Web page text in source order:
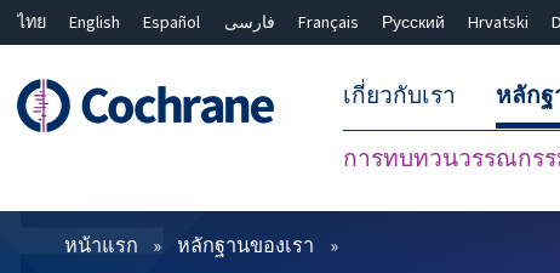
ไทย English Español فارسی Français Русский Hrvatski
เกี่ยวกับเรา หลักฐ
การทบทวนวรรณกร
ตัวกรอง
หน้าแรก หลักฐานของเรา